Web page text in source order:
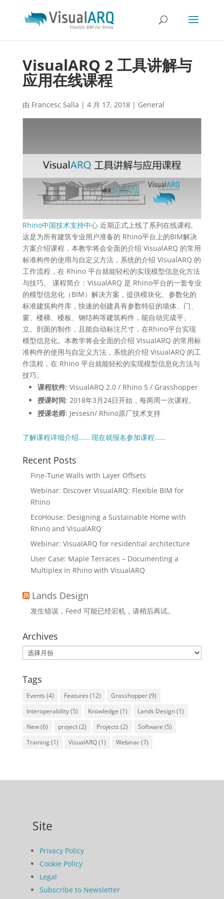
VisualARQ 2 工具讲解与
应用在线课程
由 Francesc Salla | 4 月 17, 2018| General
Rhino中国技术支持中心近期正式上线了系列在线课程,
这是为所有建筑专业用户准备的 Rhino平台上的BIM解决
方案介绍课程，本教学将会全面的介绍 VisualARQ 的常用
标准构件的使用与自定义方法，系统的介绍 VisualARQ 的
工作流程，在 Rhino 平台就能轻松的实现模型信息化方法
与技巧。 课程简介：VisualARQ 是 Rhino平台的一套专业
的模型信息化（BIM）解决方案，提供模块化、参数化的
标准建筑构件库，快速的创建具有参数特征的墙体、门、
窗、楼梯、楼板、钢结构等建筑构件，能自动完成平、
立、剖面的制作，且能自动标注尺寸，在Rhino平台实现
模型信息化。本教学将会全面的介绍 VisualARQ 的常用标
准构件的使用与自定义方法，系统的介绍 VisualARQ 的工
作流程，在 Rhino 平台就能轻松的实现模型信息化方法与
技巧。
课程软件: VisualARQ 2.0 / Rhino 5 / Grasshopper
授课时间: 2018年3月24日开始，每两周一次课程。
授课老师: Jessesn/ Rhino原厂技术支持
了解课程详细介绍…… 现在就报名参加课程……
Recent Posts
Fine-Tune Walls with Layer Offsets
Webinar: Discover VisualARQ: Flexible BIM for
Rhino
EcoHouse: Designing a Sustainable Home with
Rhino and VisualARQ
Webinar: VisualARQ for residential architecture
User Case: Maple Terraces – Documenting a
Multiplex in Rhino with VisualARQ
Lands Design
发生错误，Feed 可能已经宕机，请稍后再试。
Archives
Archives
Tags
Events (4) Features (12) Grasshopper(9)
Interoperability(5) Knowledge (1) Lands Design(1)
New(6) project(2) Projects (2) Software (5)
Training(1) VisualARQ(1) Webinar(7)
Site
Privacy Policy
Cookie Policy
Legal
Subscribe to Newsletter